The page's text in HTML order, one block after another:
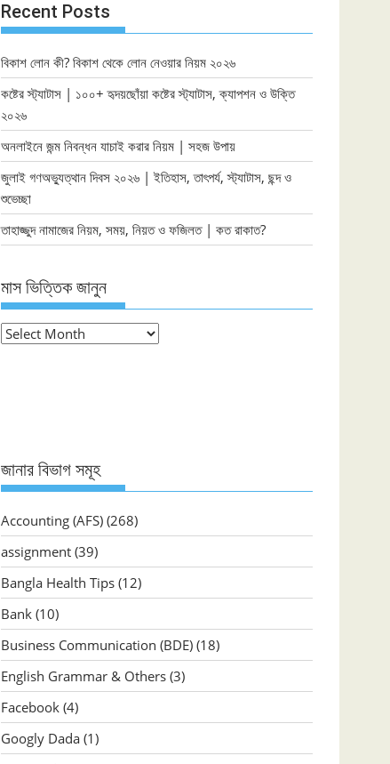
Recent Posts
বিকাশ লোন কী? বিকাশ থেকে লোন নেওয়ার নিয়ম ২০২৬
কষ্টের স্ট্যাটাস | ১০০+ হৃদয়ছোঁয়া কষ্টের স্ট্যাটাস, ক্যাপশন ও উক্তি
২০২৬
অনলাইনে জন্ম নিবন্ধন যাচাই করার নিয়ম | সহজ উপায়
জুলাই গণঅভ্যুত্থান দিবস ২০২৬ | ইতিহাস, তাৎপর্য, স্ট্যাটাস, ছন্দ ও
শুভেচ্ছা
তাহাজ্জুদ নামাজের নিয়ম, সময়, নিয়ত ও ফজিলত | কত রাকাত?
মাস ভিত্তিক জানুন
মাস
জানার বিভাগ সমূহ
Accounting (AFS) (268)
assignment (39)
Bangla Health Tips (12)
Bank (10)
Business Communication (BDE) (18)
English Grammar & Others (3)
Facebook (4)
Googly Dada (1)